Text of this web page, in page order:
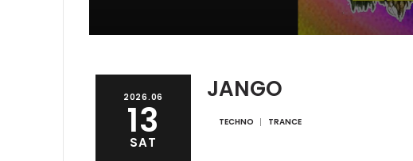
2026.06
13
SAT
JANGO
TECHNO TRANCE